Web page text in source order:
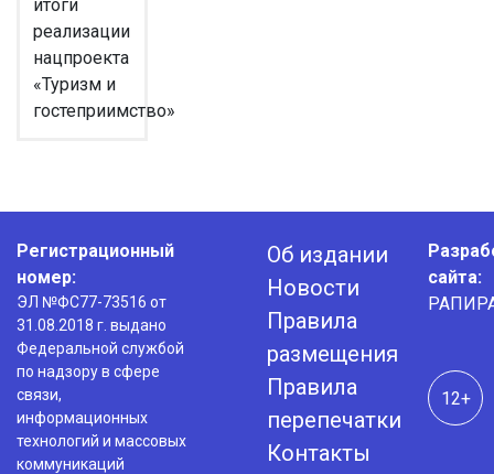
итоги
реализации
нацпроекта
«Туризм и
гостеприимство»
Регистрационный
номер:
ЭЛ №ФС77-73516 от
31.08.2018 г. выдано
Федеральной службой
по надзору в сфере
связи,
информационных
технологий и массовых
коммуникаций
Об издании
Новости
Правила
размещения
Правила
перепечатки
Контакты
сайта:
12+